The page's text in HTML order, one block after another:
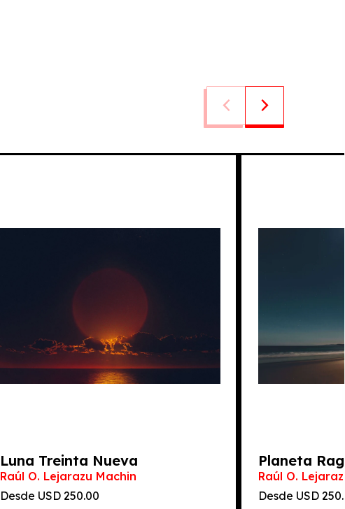
Luna Treinta Nueva
Raúl O. Lejarazu Machin
Desde
250.00
Planeta
Raúl O.
Desde